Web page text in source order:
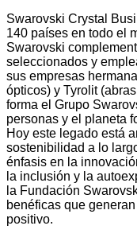
Swarovski Crystal
140 países en todo el
Swarovski
seleccionados y
sus empresas
ópticos) y Tyrolit
forma el Grupo
personas y el planeta
Hoy este legado está
sostenibilidad a lo
énfasis en la
la inclusión y la
la Fundación
benéficas que
positivo.